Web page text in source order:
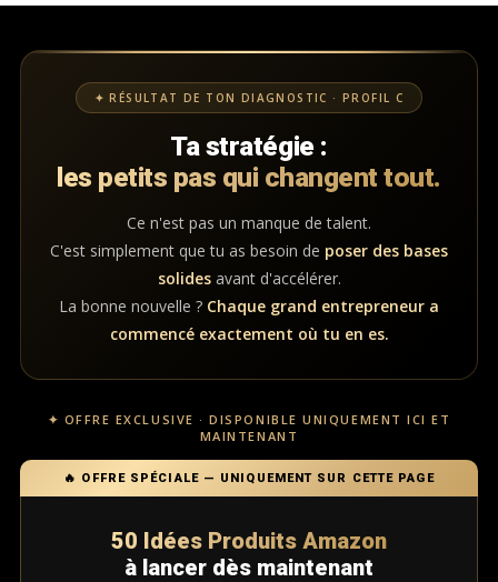
✦ RÉSULTAT DE TON DIAGNOSTIC · PROFIL C
Ta stratégie :
les petits pas qui changent tout.
Ce n'est pas un manque de talent.
C'est simplement que tu as besoin de poser des bases
solidesavant d'accélérer.
La bonne nouvelle ? Chaque grand entrepreneur a
commencé exactement où tu en es.
✦ OFFRE EXCLUSIVE · DISPONIBLE UNIQUEMENT ICI ET
MAINTENANT
🔥 OFFRE SPÉCIALE — UNIQUEMENT SUR CETTE PAGE
50 Idées Produits Amazon
à lancer dès maintenant